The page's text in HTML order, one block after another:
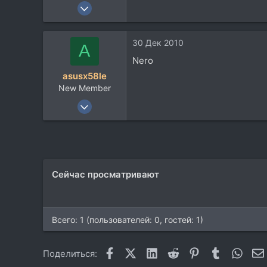
14 Окт 2010
A
asusx58le
New Member
19 Окт 2010
30 Дек 2010
Nero
Сейчас просматривают
Всего: 1 (пользователей: 0, гостей: 1)
Поделиться: FacebookX (Twitter)
LinkedIn
Reddit Pinterest
Tumblr